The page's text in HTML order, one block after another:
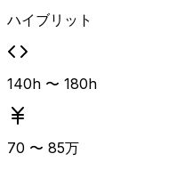
ハイブリット
140h 〜 180h
70 〜 85万